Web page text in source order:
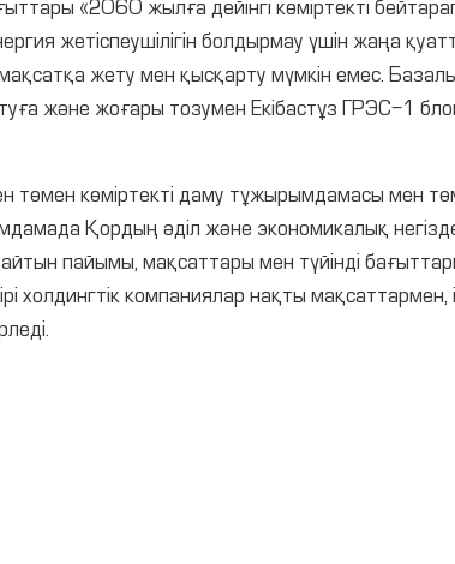
«2060 жылға дейінгі көміртекті
жетіспеушілігін болдырмау үшін жаңа
жету мен қысқарту мүмкін емес.
және жоғары тозумен Екібастұз ГРЭС-1
төмен көміртекті даму тұжырымдамасы мен
Қордың әділ және экономикалық
пайымы, мақсаттары мен түйінді
холдингтік компаниялар нақты